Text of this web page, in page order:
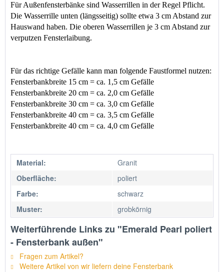
Für Außenfensterbänke sind Wasserrillen in der Regel Pflicht.
Die Wasserrille unten (längsseitig) sollte etwa 3 cm Abstand zur
Hauswand haben. Die oberen Wasserrillen je 3 cm Abstand zur
verputzen Fensterlaibung.
Für das richtige Gefälle kann man folgende Faustformel nutzen:
Fensterbankbreite 15 cm = ca. 1,5 cm Gefälle
Fensterbankbreite 20 cm = ca. 2,0 cm Gefälle
Fensterbankbreite 30 cm = ca. 3,0 cm Gefälle
Fensterbankbreite 40 cm = ca. 3,5 cm Gefälle
Fensterbankbreite 40 cm = ca. 4,0 cm Gefälle
Material:
Granit
Oberfläche:
poliert
Farbe:
schwarz
Muster:
grobkörnig
Weiterführende Links zu "Emerald Pearl poliert
- Fensterbank außen"
Fragen zum Artikel?
Weitere Artikel von wir liefern deine Fensterbank